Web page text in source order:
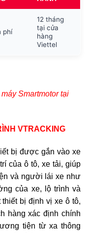
phí
12 tháng
tại cửa
hàng
Viettel
Smartmotor tại
VTRACKING
bị được gắn vào xe
của ô tô, xe tải, giúp
và người lái xe như
của xe, lộ trình và
bị định vị xe ô tô,
hàng xác định chính
tiện từ xa thông